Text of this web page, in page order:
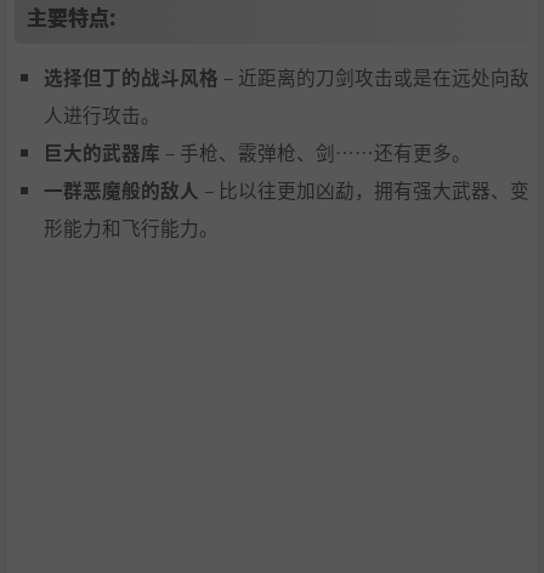
主要特点:
选择但丁的战斗风格 – 近距离的刀剑攻击或是在远处向敌
人进行攻击。
巨大的武器库 – 手枪、霰弹枪、剑……还有更多。
一群恶魔般的敌人 – 比以往更加凶勐，拥有强大武器、变
形能力和飞行能力。